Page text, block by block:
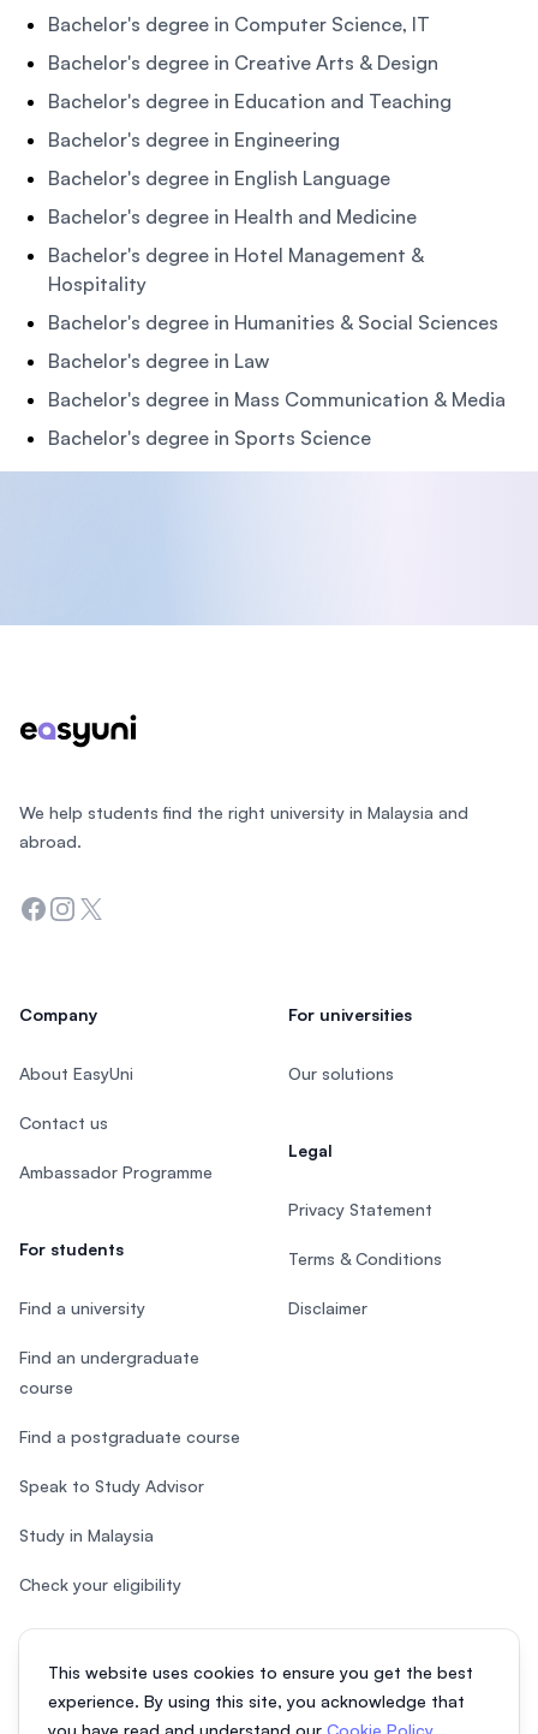
Bachelor's degree in Computer Science, IT
Bachelor's degree in Creative Arts & Design
Bachelor's degree in Education and Teaching
Bachelor's degree in Engineering
Bachelor's degree in English Language
Bachelor's degree in Health and Medicine
Bachelor's degree in Hotel Management &
Hospitality
Bachelor's degree in Humanities & Social Sciences
Bachelor's degree in Law
Bachelor's degree in Mass Communication & Media
Bachelor's degree in Sports Science
This website uses cookies to ensure you get the best
experience. By using this site, you acknowledge that
you have read and understand our Cookie Policy
We help students find the right university in Malaysia and
abroad.
Facebook
Instagram
Twitter
Company
About EasyUni
Contact us
Ambassador Programme
For students
Find a university
Find an undergraduate
course
Find a postgraduate course
Speak to Study Advisor
Study in Malaysia
Check your eligibility
For universities
Our solutions
Legal
Privacy Statement
Terms & Conditions
Disclaimer
© 2026 EasyUni Sdn Bhd, company registration number 200801016907